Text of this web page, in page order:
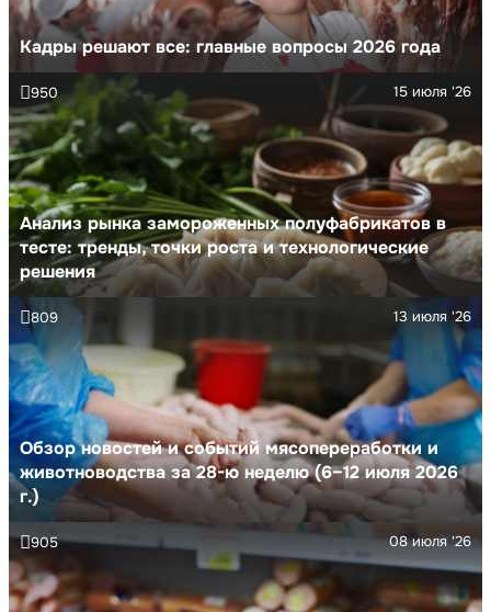
Кадры решают все: главные вопросы 2026 года
Анализ рынка замороженных полуфабрикатов в
тесте: тренды, точки роста и технологические
решения
15 июля '26
950
Обзор новостей и событий мясопереработки и
животноводства за 28-ю неделю (6–12 июля 2026
г.)
13 июля '26
809
08 июля '26
905